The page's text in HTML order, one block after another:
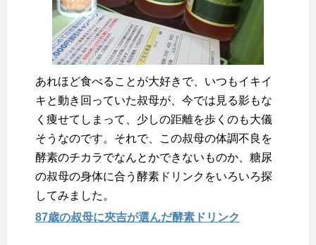
あれほど食べることが大好きで、いつもイキイ
キと動き回っていた叔母が、今では見る影もな
く痩せてしまって、少しの距離を歩くのも大儀
そうなのです。それで、この叔母の体調不良を
酵素のチカラでなんとかできないものか、糖尿
の叔母の身体に合う酵素ドリンクをいろいろ探
してみました。
87歳の叔母に夾吉が選んだ酵素ドリンク